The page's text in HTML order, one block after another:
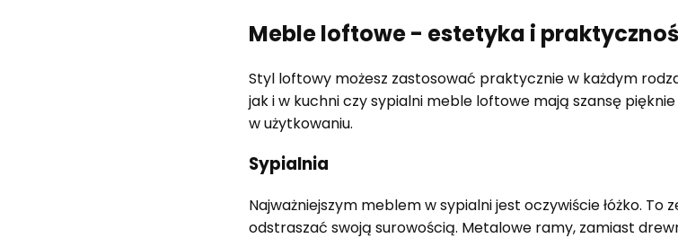
Meble loftowe - estetyka i
Styl loftowy możesz zastosować praktycznie w każdym
jak i w kuchni czy sypialni meble loftowe mają szansę
w użytkowaniu.
Sypialnia
Najważniejszym meblem w sypialni jest oczywiście łóżko.
odstraszać swoją surowością. Metalowe ramy, zamiast